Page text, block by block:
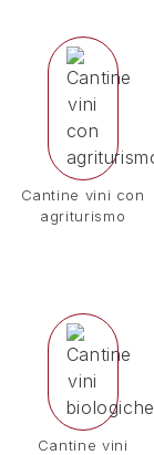
Cantine vini con
agriturismo
Cantine vini